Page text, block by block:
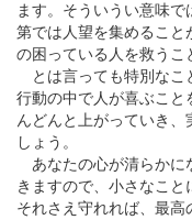
ます。そういうい意味
第では人望を集めること
の困っている人を救うこ
とは言っても特別なこ
行動の中で人が喜ぶこ
んどんと上がっていき
しょう。
あなたの心が清らかに
きますので、小さなこと
それさえ守れれば、最